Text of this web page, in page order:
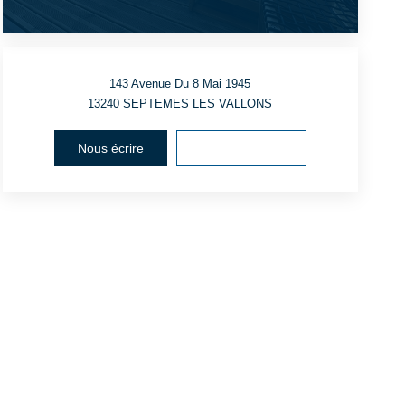
143 Avenue Du 8 Mai 1945
13240SEPTEMES LES VALLONS
Nous écrire